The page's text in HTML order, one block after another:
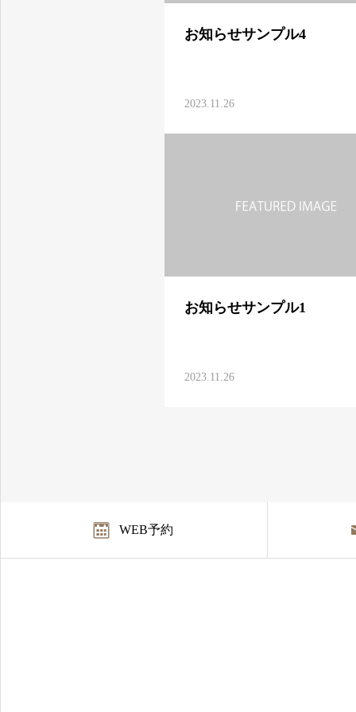
お知らせサンプル4
2023.11.26
お知らせサンプル1
2023.11.26
WEB予約